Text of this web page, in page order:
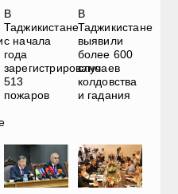
В
Таджикистане
с начала
года
зарегистрировано
513
пожаров
В
Таджикистане
выявили
более 600
случаев
колдовства
и гадания